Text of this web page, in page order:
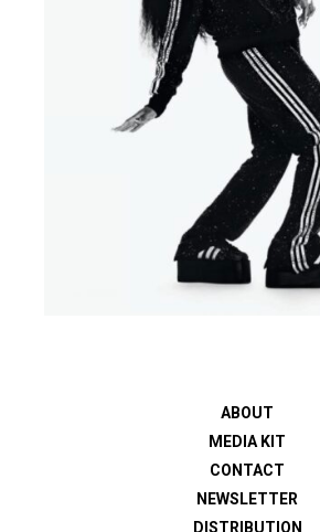
ABOUT
MEDIA KIT
CONTACT
NEWSLETTER
DISTRIBUTION